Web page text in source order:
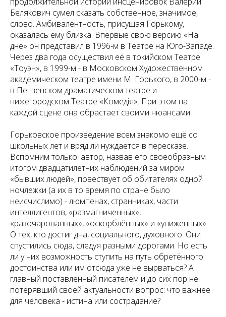
Белякович сумел сказать собственное, значимое,
слово. Амбивалентность, присущая Горькому,
оказалась ему близка. Впервые свою версию «На
дне» он представил в 1996-м в Театре на Юго-Западе.
Через два года осуществил её в токийском Театре
«Тоуэн», в 1999-м - в Московском Художественном
академическом театре имени М. Горького, в 2000-м -
в Пензенском драматическом театре и
нижегородском Театре «Комедія». При этом на
каждой сцене она обрастает своими нюансами.
Горьковское произведение всем знакомо ещё со
школьных лет и вряд ли нуждается в пересказе.
Вспомним только: автор, назвав его своеобразным
итогом двадцатилетних наблюдений за миром
«бывших людей», повествует об обитателях одной
ночлежки (а их в то время по стране было
неисчислимо) - люмпенах, странниках, части
интеллигентов, «размагниченных»,
«разочарованных», «оскорблённых» и «униженных»…
О тех, кто достиг дна, социального, духовного. Они
спустились сюда, следуя разными дорогами. Но есть
ли у них возможность ступить на путь обретённого
достоинства или им отсюда уже не вырваться? А
главный поставленный писателем и до сих пор не
потерявший своей актуальности вопрос: что важнее
для человека - истина или сострадание?